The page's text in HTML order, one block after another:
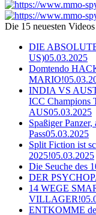
Die 15 neuesten Videos
DIE
US)05.03.2025
Domtendo
MARIO!
INDIA VS
ICC Champions
AUS05.03.2025
Spaßiger
Pass05.03.2025
Split Fiction ist
2025!05.03.2025
Die Seuche des
DER
14 WEGE
VILLAGER!
ENTKOMME